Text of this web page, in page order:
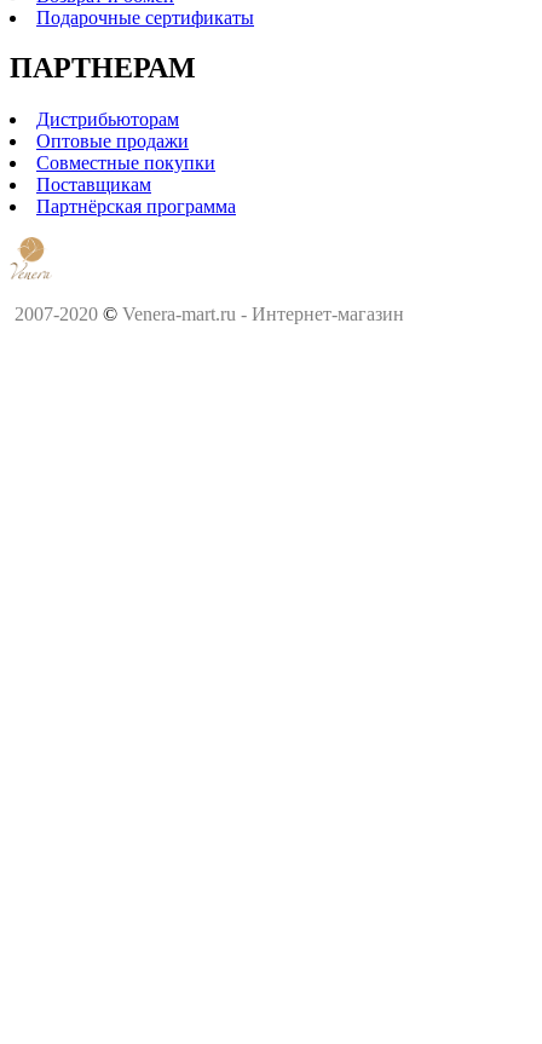
Подарочные сертификаты
ПАРТНЕРАМ
Дистрибьюторам
Оптовые продажи
Совместные покупки
Поставщикам
Партнёрская программа
2007-2020 © Venera-mart.ru - Интернет-магазин